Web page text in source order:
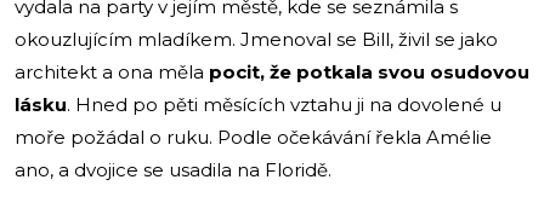
vydala na party v jejím městě, kde se seznámila s
okouzlujícím mladíkem. Jmenoval se Bill, živil se jako
architekt a ona měla pocit, že potkala svou osudovou
lásku. Hned po pěti měsících vztahu ji na dovolené u
moře požádal o ruku. Podle očekávání řekla Amélie
ano, a dvojice se usadila na Floridě.